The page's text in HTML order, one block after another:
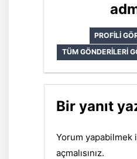
PROFILI
TÜM GÖNDERILERI
Bir yanıt
Yorum yapabilmek
açmalısınız.